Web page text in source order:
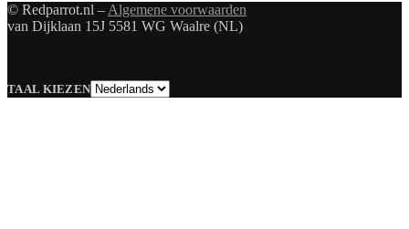
© Redparrot.nl – Algemene voorwaarden
van Dijklaan 15J 5581 WG Waalre (NL)
TAAL KIEZENTaal